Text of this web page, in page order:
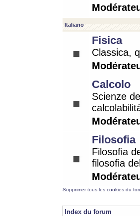
Italiano
Fisica
Classica,
Calcolo
Scienze
Filosofia
Filosofia
filosofia
Supprimer tous les cookies du
Index du forum